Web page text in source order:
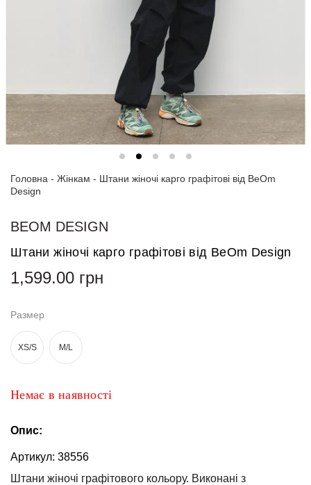
світшоти
Блузи
сорочки
Сукні
та
костюми
та поло
та
Топи
Жіночі
сумки
Головна - Жінкам - Штани жіночі карго графітові від BeOm
Design
BEOM DESIGN
Штани жіночі карго графітові від BeOm Design
1,599.00 грн
Размер
XS/S M/L
Немає в наявності
Опис:
Артикул: 38556
Штани жіночі графітового кольору. Виконані з